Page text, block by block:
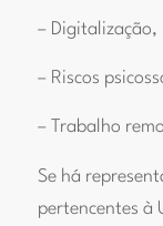
– Digitalização,
– Riscos
– Trabalho
Se há
pertencentes à